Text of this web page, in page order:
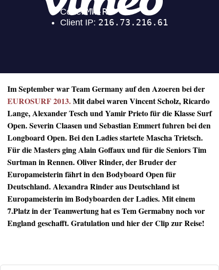
Im September war Team Germany auf den Azoeren bei der
EUROSURF 2013.Mit dabei waren Vincent Scholz, Ricardo
Lange, Alexander Tesch und Yamir Prieto für die Klasse Surf
Open. Severin Claasen und Sebastian Emmert fuhren bei den
LongboardOpen. Bei den Ladies startete Mascha Trietsch.
Für die Masters ging Alain Goffaux und für die Seniors Tim
Surtman in Rennen. Oliver Rinder, der Bruder der
Europameisterin fährt in den Bodyboard Open für
Deutschland. Alexandra Rinder aus Deutschland ist
Europameisterin im Bodyboarden der Ladies. Mit einem
7.Platz in der Teamwertung hat es Tem Germabny noch vor
England geschafft. Gratulation und hier der Clip zur Reise!